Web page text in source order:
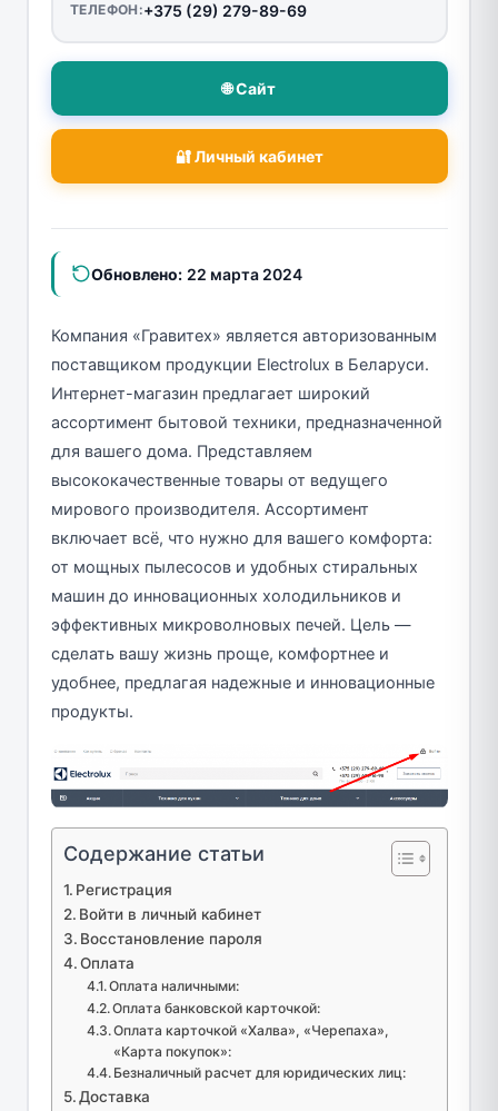
ТЕЛЕФОН:+375 (29) 279-89-69
🌐 Сайт
🔐 Личный кабинет
Обновлено: 22 марта 2024
Компания «Гравитех» является авторизованным
поставщиком продукции Electrolux в Беларуси.
Интернет-магазин предлагает широкий
ассортимент бытовой техники, предназначенной
для вашего дома. Представляем
высококачественные товары от ведущего
мирового производителя. Ассортимент
включает всё, что нужно для вашего комфорта:
от мощных пылесосов и удобных стиральных
машин до инновационных холодильников и
эффективных микроволновых печей. Цель —
сделать вашу жизнь проще, комфортнее и
удобнее, предлагая надежные и инновационные
продукты.
Содержание статьи
Регистрация
Войти в личный кабинет
Восстановление пароля
Оплата
Оплата наличными:
Оплата банковской карточкой:
Оплата карточкой «Халва», «Черепаха»,
«Карта покупок»:
Безналичный расчет для юридических лиц:
Доставка